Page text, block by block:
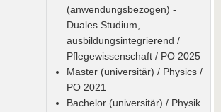
(anwendungsbezogen) -
Duales Studium,
ausbildungsintegrierend /
Pflegewissenschaft / PO 2025
Master (universitär) / Physics /
PO 2021
Bachelor (universitär) / Physik